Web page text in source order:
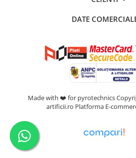
DATE
Made with ❤️ for pyrotechnics
artificii.ro Platforma E-